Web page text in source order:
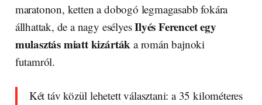
maratonon, ketten a dobogó legmagasabb fokára
állhattak, de a nagy esélyesIlyés Ferencet egy
mulasztás miatt kizárták a román bajnoki
futamról.
Két táv közül lehetett választani: a 35 kilométeres